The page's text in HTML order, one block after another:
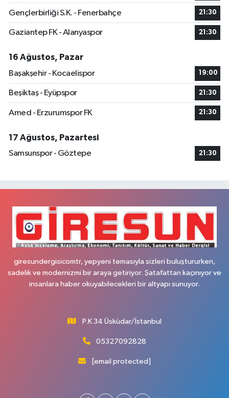
Gençlerbirliği S.K. - Fenerbahçe 21:30
Gaziantep FK - Alanyaspor 21:30
16 Ağustos, Pazar
Başakşehir - Kocaelispor
19:00
Beşiktaş - Eyüpspor 21:30
Amed - Erzurumspor FK 21:30
17 Ağustos, Pazartesi
Samsunspor - Göztepe
21:30
giresundergisicomtr, yepyeni temasıyla sizleri buluştururken,
sadelik ve modernizmi bir araya getiriyor. Şatafattan kaçınıyor ve
insanlara haber okuyabilecekleri bir altyapı sunuyor.
P.K 34 Üsküdar/İstanbul
05327092828
[email protected]